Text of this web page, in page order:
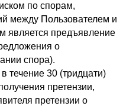
по спорам,
между Пользователем и
является предъявление
о
спора).
течение 30 (тридцати)
претензии,
претензии о